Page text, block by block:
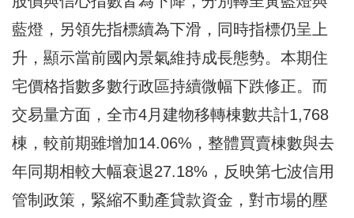
藍燈，另領先指標續為下滑，同時指標仍呈上
升，顯示當前國內景氣維持成長態勢。本期住
宅價格指數多數行政區持續微幅下跌修正。而
交易量方面，全市4月建物移轉棟數共計1,768
棟，較前期雖增加14.06%，整體買賣棟數與去
年同期相較大幅衰退27.18%，反映第七波信用
管制政策，緊縮不動產貸款資金，對市場的壓